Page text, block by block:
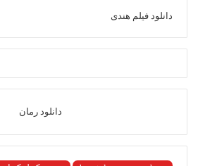
دانلود فیلم هندی
دانلود رمان